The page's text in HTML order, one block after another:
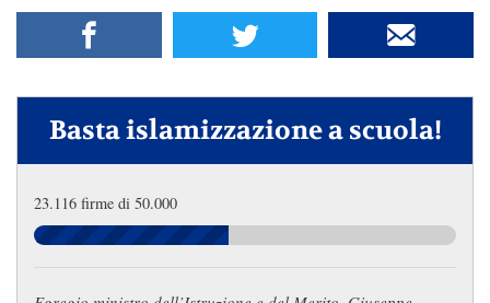
Basta islamizzazione a scuola!
23.116 firme di 50.000